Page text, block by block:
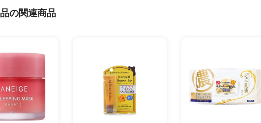
の関連商品